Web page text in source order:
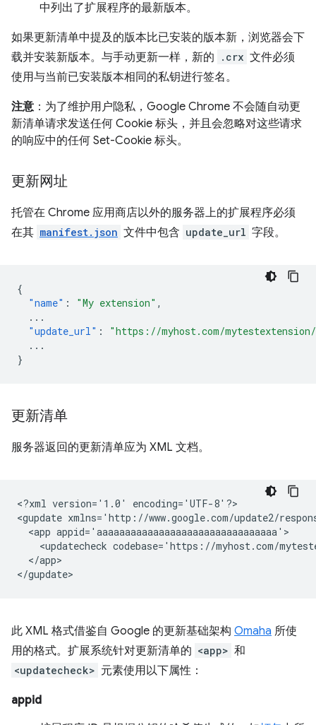
中列出了扩展程序的最新版本。
如果更新清单中提及的版本比已安装的版本新，浏览器会下
载并安装新版本。与手动更新一样，新的
.crx 文件必须
使用与当前已安装版本相同的私钥进行签名。
注意：为了维护用户隐私，Google Chrome 不会随自动更
新清单请求发送任何 Cookie 标头，并且会忽略对这些请求
的响应中的任何 Set-Cookie 标头。
更新网址
托管在 Chrome 应用商店以外的服务器上的扩展程序必须
在其 manifest.json 文件中包含 update_url 字段。
{
"name" : "My extension" ,
...
"update_url" :
"https://myhost.com/
...
}
更新清单
服务器返回的更新清单应为 XML 文档。
<?xml version='1.0'
encoding='UTF-8'?>
<gupdate xmlns='http://www.google.com/update2/
<app
<updatecheck codebase='https://myhost.com/
</app>
此 XML 格式借鉴自 Google 的更新基础架构 Omaha 所使
用的格式。扩展系统针对更新清单的 <app> 和
<updatecheck> 元素使用以下属性：
appid